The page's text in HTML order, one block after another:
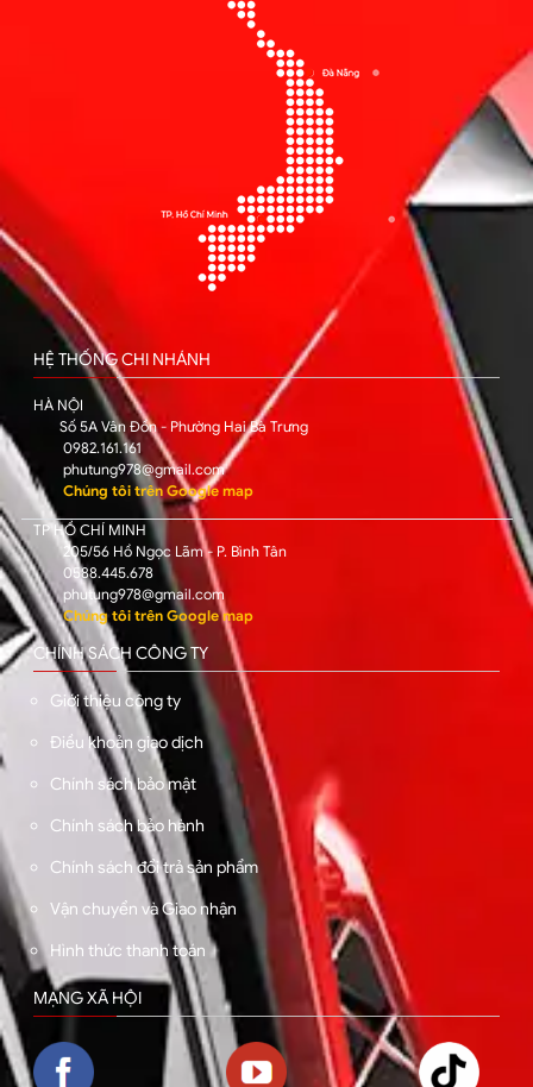
HỆ THỐNG CHI NHÁNH
HÀ NỘI
Số 5A Vân Đồn - Phường Hai Bà Trưng
0982.161.161
phutung978@gmail.com
Chúng tôi trên Google map
TP HỒ CHÍ MINH
205/56 Hồ Ngọc Lãm - P. Bình Tân
0588.445.678
phutung978@gmail.com
Chúng tôi trên Google map
CHÍNH SÁCH CÔNG TY
Giới thiệu công ty
Điều khoản giao dịch
Chính sách bảo mật
Chính sách bảo hành
Chính sách đổi trả sản phẩm
Vận chuyển và Giao nhận
Hình thức thanh toán
MẠNG XÃ HỘI